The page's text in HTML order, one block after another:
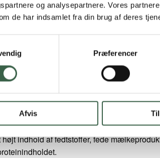
og analysepartnere. Vores
de har indsamlet fra din brug af deres
Præferencer
Afvis
med patienten. Der tilstræbes mange
fødevarer
nuværende kostvaner.
indhold af fedtstoffer, fede